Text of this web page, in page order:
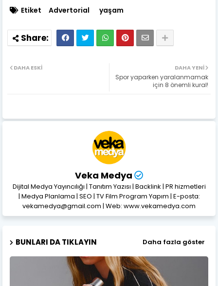
Etiket Advertorial yaşam
DAHA YENI
Spor yaparken yaralanmamak
için 8 önemli kural!
DAHA ESKI
Veka Medya
Dijital Medya Yayıncılığı | Tanıtım Yazısı | Backlink | PR hizmetleri
| Medya Planlama | SEO | TV Film Program Yapım | E-posta:
vekamedya@gmail.com | Web: www.vekamedya.com
BUNLARI DA TIKLAYIN Daha fazla göster